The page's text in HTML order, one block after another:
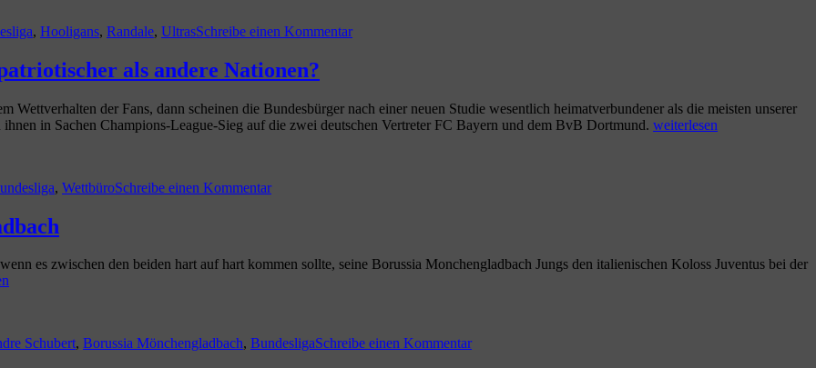
, Hooligans, Randale, UltrasSchreibe einen KommentarGruppierungen
oder
Randalierer?
als andere Nationen?
Wettverhalten der Fans, dann scheinen die Bundesbürger nach einer neuen Studie wesentlich heimatverbundener als die meisten unserer
in Sachen Champions-League-Sieg auf die zwei deutschen Vertreter FC Bayern und dem BvB Dortmund. „Sind
Nationen?“
weiterlesen
, WettbüroSchreibe einen Kommentardie
patriotischer
es zwischen den beiden hart auf hart kommen sollte, seine Borussia Monchengladbach Jungs den italienischen Koloss Juventus bei der
Schubert, Borussia Mönchengladbach, BundesligaSchreibe einen Kommentarist